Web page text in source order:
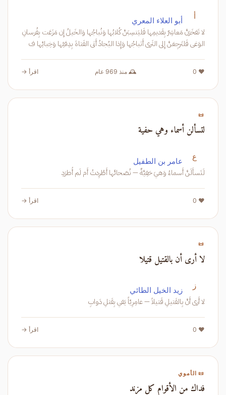
أ أبو العلاء المعري
لا تَفخَرَنَّ مَعاشِرٌ بِقَديمِها فَليَنسِبَنَّ كُلابُها وَنُباجُها وَالخَيلُ إِن مَزَعَت بِفُرسانِ
الوَغى فَلتَرجِعَنَّ إِلى الثَرى أَثباجُها وَإِذا البُجادُ أَتى الفَتاةَ بِدِفئِها وَخِبائِها ف
❤️ 0 🕰️ منذ 969 عام اقرأ →
📜
لتسألن أسماء وهي حفية
ع عامر بن الطفيل
لَتَسأَلَنَّ أَسماءُ وَهيَ حَفِيَّةٌ — نُصَحائَها أَطُرِدتُ أَم لَم أُطرَدِ
❤️ 0 اقرأ →
📜
لا أرى أن بالقتيل قتيلا
ز زيد الخيل الطائي
لا أَرى أَنَّ بِالقَتيلِ قَتيلاً — عامِرِيّاً يَفي بِقَتلِ دَوابِ
❤️ 0 اقرأ →
📜 الأموي
فداك من الأقوام كل مزند